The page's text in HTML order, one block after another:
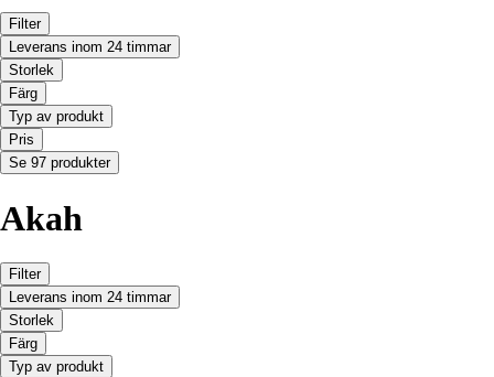
Filter
Leverans inom 24 timmar
Storlek
Färg
Typ av produkt
Pris
Se 97 produkter
Akah
Filter
Leverans inom 24 timmar
Storlek
Färg
Typ av produkt